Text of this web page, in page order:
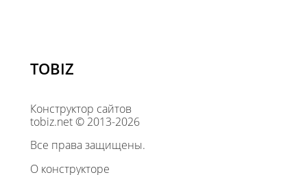
TOBIZ
Конструктор сайтов
tobiz.net © 2013-2026
Все права защищены.
О конструкторе